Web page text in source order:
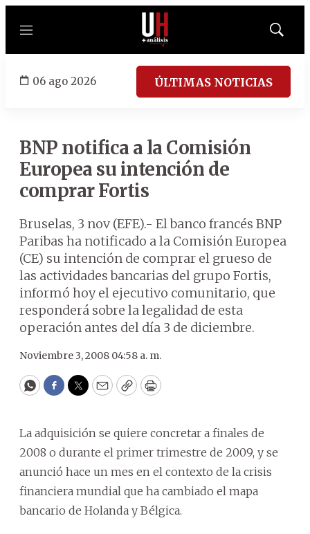
Menú
Mostrar
06 ago 2026 ÚLTIMAS NOTICIAS
BNP notifica a la Comisión
Europea su intención de
comprar Fortis
Bruselas, 3 nov (EFE).- El banco francés BNP
Paribas ha notificado a la Comisión Europea
(CE) su intención de comprar el grueso de
las actividades bancarias del grupo Fortis,
informó hoy el ejecutivo comunitario, que
responderá sobre la legalidad de esta
operación antes del día 3 de diciembre.
Noviembre 3, 2008 04:58 a. m.
WhatsApp
Facebook
Twitter
EmailCopyPrint
La adquisición se quiere concretar a finales de
2008 o durante el primer trimestre de 2009, y se
anunció hace un mes en el contexto de la crisis
financiera mundial que ha cambiado el mapa
bancario de Holanda y Bélgica.